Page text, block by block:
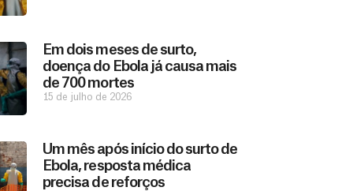
Em dois meses de surto,
doença do Ebola já causa mais
de 700 mortes
15 de julho de 2026
Um mês após início do surto de
Ebola, resposta médica
precisa de reforços